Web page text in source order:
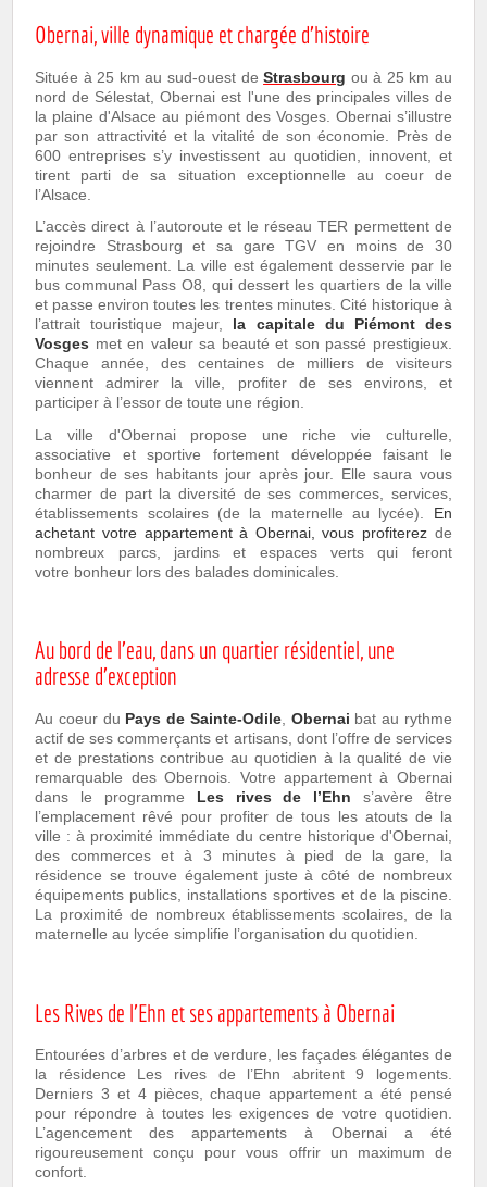
Obernai, ville dynamique et chargée d’histoire
Située à 25 km au sud-ouest deStrasbourg ou à 25 km au
nord de Sélestat, Obernai est l'une des principales villes de
la plaine d'Alsace au piémont des Vosges. Obernai s’illustre
par son attractivité et la vitalité de son économie. Près de
600 entreprises s’y investissent au quotidien, innovent, et
tirent parti de sa situation exceptionnelle au coeur de
l’Alsace.
L’accès direct à l’autoroute et le réseau TER permettent de
rejoindre Strasbourg et sa gare TGV en moins de 30
minutes seulement. La ville est également desservie par le
bus communal Pass O8, qui dessert les quartiers de la ville
et passe environ toutes les trentes minutes. Cité historique à
l’attrait touristique majeur, la capitale du Piémont des
Vosges met en valeur sa beauté et son passé prestigieux.
Chaque année, des centaines de milliers de visiteurs
viennent admirer la ville, profiter de ses environs, et
participer à l’essor de toute une région.
La ville d'Obernai propose une riche vie culturelle,
associative et sportive fortement développée faisant le
bonheur de ses habitants jour après jour. Elle saura vous
charmer de part la diversité de ses commerces, services,
établissements scolaires (de la maternelle au lycée). En
achetant votre appartement à Obernai, vous profiterez de
nombreux parcs, jardins et espaces verts qui feront
votre bonheur lors des balades dominicales.
Au bord de l’eau, dans un quartier résidentiel, une
adresse d’exception
Au coeur du Pays de Sainte-Odile, Obernai bat au rythme
actif de ses commerçants et artisans, dont l’offre de services
et de prestations contribue au quotidien à la qualité de vie
remarquable des Obernois. Votre appartement à Obernai
dans le programme Les rives de l’Ehn s’avère être
l’emplacement rêvé pour profiter de tous les atouts de la
ville : à proximité immédiate du centre historique d'Obernai,
des commerces et à 3 minutes à pied de la gare, la
résidence se trouve également juste à côté de nombreux
équipements publics, installations sportives et de la piscine.
La proximité de nombreux établissements scolaires, de la
maternelle au lycée simplifie l’organisation du quotidien.
Les Rives de l'Ehn et ses appartements à Obernai
Entourées d’arbres et de verdure, les façades élégantes de
la résidence Les rives de l’Ehn abritent 9 logements.
Derniers 3 et 4 pièces, chaque appartement a été pensé
pour répondre à toutes les exigences de votre quotidien.
L’agencement des appartements à Obernai a été
rigoureusement conçu pour vous offrir un maximum de
confort.